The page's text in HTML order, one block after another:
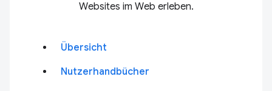
Websites im Web erleben.
Übersicht
Nutzerhandbücher